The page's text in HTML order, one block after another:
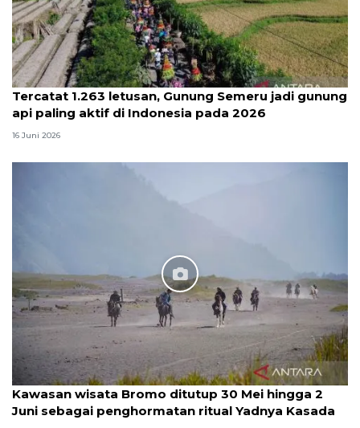
Tercatat 1.263 letusan, Gunung Semeru jadi gunung
api paling aktif di Indonesia pada 2026
16 Juni 2026
Kawasan wisata Bromo ditutup 30 Mei hingga 2
Juni sebagai penghormatan ritual Yadnya Kasada